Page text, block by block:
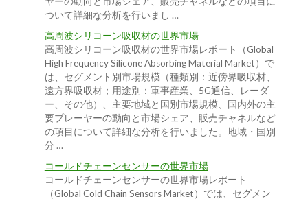
ついて詳細な分析を行いまし …
高周波シリコーン吸収材の世界市場
高周波シリコーン吸収材の世界市場レポート（Global
High Frequency Silicone Absorbing Material Market）で
は、セグメント別市場規模（種類別：近傍界吸収材、
遠方界吸収材；用途別：軍事産業、5G通信、レーダ
ー、その他）、主要地域と国別市場規模、国内外の主
要プレーヤーの動向と市場シェア、販売チャネルなど
の項目について詳細な分析を行いました。地域・国別
分 …
コールドチェーンセンサーの世界市場
コールドチェーンセンサーの世界市場レポート
（Global Cold Chain Sensors Market）では、セグメン